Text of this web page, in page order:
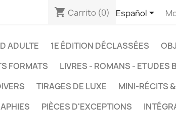
shopping_cart Carrito (0) Español
ADULTE 1E ÉDITION DÉCLASSÉES
FORMATS LIVRES - ROMANS - ETUDES
TIRAGES DE LUXE
MINI-RÉCITS
PIÈCES D'EXCEPTIONS